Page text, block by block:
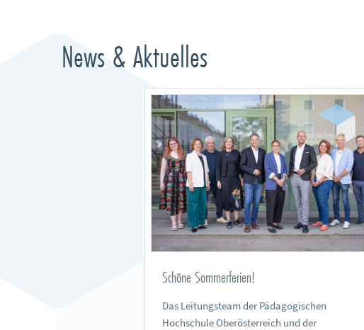
News & Aktuelles
Schöne Sommerferien!
Das Leitungsteam der Pädagogischen
Hochschule Oberösterreich und der